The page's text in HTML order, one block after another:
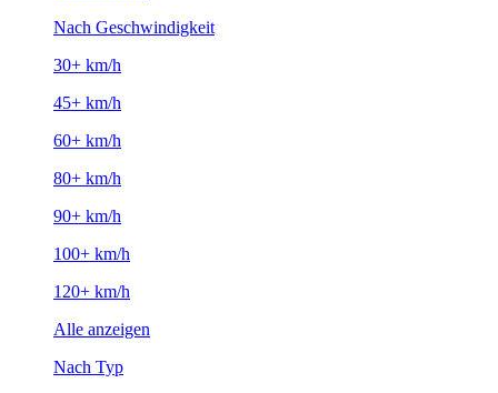
Nach Geschwindigkeit
30+ km/h
45+ km/h
60+ km/h
80+ km/h
90+ km/h
100+ km/h
120+ km/h
Alle anzeigen
Nach Typ